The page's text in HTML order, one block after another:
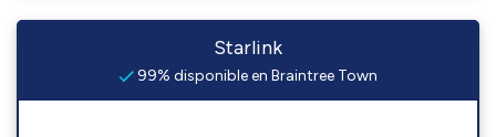
Starlink
99% disponible en Braintree Town